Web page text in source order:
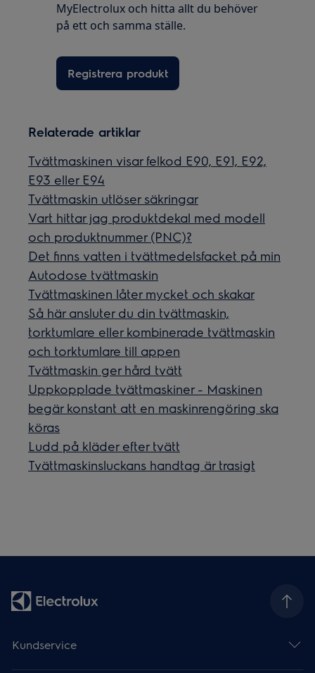
MyElectrolux och hitta allt du behöver
på ett och samma ställe.
Registrera produkt
Relaterade artiklar
Tvättmaskinen visar felkod E90, E91, E92,
E93 eller E94
Tvättmaskin utlöser säkringar
Vart hittar jag produktdekal med modell
och produktnummer (PNC)?
Det finns vatten i tvättmedelsfacket på min
Autodose tvättmaskin
Tvättmaskinen låter mycket och skakar
Så här ansluter du din tvättmaskin,
torktumlare eller kombinerade tvättmaskin
och torktumlare till appen
Tvättmaskin ger hård tvätt
Uppkopplade tvättmaskiner - Maskinen
begär konstant att en maskinrengöring ska
köras
Ludd på kläder efter tvätt
Tvättmaskinsluckans handtag är trasigt
Kundservice